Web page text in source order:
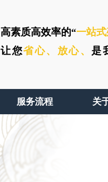
高素质高效率的“一站
让您省心、 放心、 是
服务流程 关